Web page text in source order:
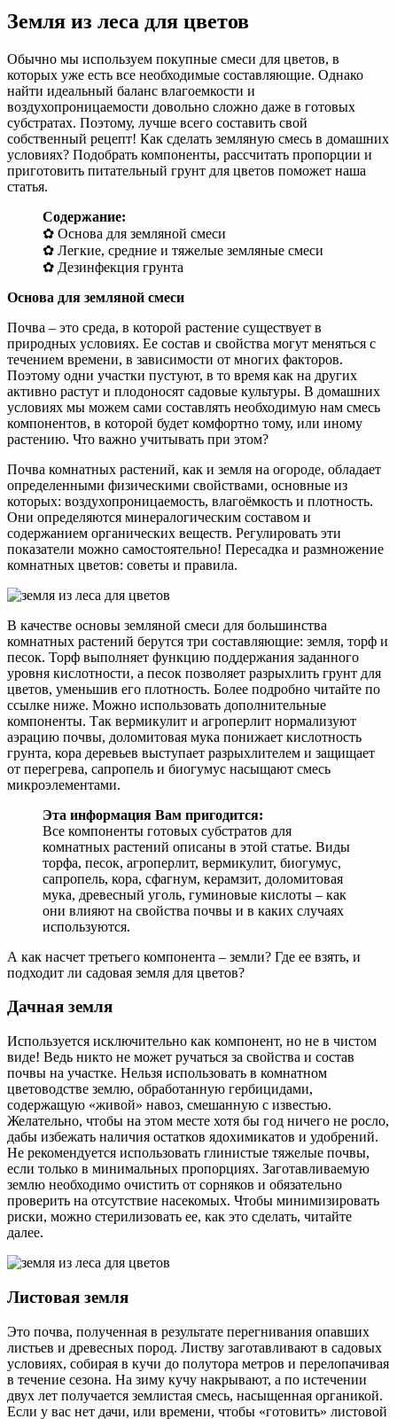
для
цветов
Земля из леса для цветов
Обычно мы используем покупные смеси для цветов, в
которых уже есть все необходимые составляющие. Однако
найти идеальный баланс влагоемкости и
воздухопроницаемости довольно сложно даже в готовых
субстратах. Поэтому, лучше всего составить свой
собственный рецепт! Как сделать земляную смесь в домашних
условиях? Подобрать компоненты, рассчитать пропорции и
приготовить питательный грунт для цветов поможет наша
статья.
Содержание:
✿ Основа для земляной смеси
✿ Легкие, средние и тяжелые земляные смеси
✿ Дезинфекция грунта
Основа для земляной смеси
Почва – это среда, в которой растение существует в
природных условиях. Ее состав и свойства могут меняться с
течением времени, в зависимости от многих факторов.
Поэтому одни участки пустуют, в то время как на других
активно растут и плодоносят садовые культуры. В домашних
условиях мы можем сами составлять необходимую нам смесь
компонентов, в которой будет комфортно тому, или иному
растению. Что важно учитывать при этом?
Почва комнатных растений, как и земля на огороде, обладает
определенными физическими свойствами, основные из
которых: воздухопроницаемость, влагоёмкость и плотность.
Они определяются минералогическим составом и
содержанием органических веществ. Регулировать эти
показатели можно самостоятельно! Пересадка и размножение
комнатных цветов: советы и правила.
В качестве основы земляной смеси для большинства
комнатных растений берутся три составляющие: земля, торф и
песок. Торф выполняет функцию поддержания заданного
уровня кислотности, а песок позволяет разрыхлить грунт для
цветов, уменьшив его плотность. Более подробно читайте по
ссылке ниже. Можно использовать дополнительные
компоненты. Так вермикулит и агроперлит нормализуют
аэрацию почвы, доломитовая мука понижает кислотность
грунта, кора деревьев выступает разрыхлителем и защищает
от перегрева, сапропель и биогумус насыщают смесь
микроэлементами.
Эта информация Вам пригодится:
Все компоненты готовых субстратов для
комнатных растений описаны в этой статье. Виды
торфа, песок, агроперлит, вермикулит, биогумус,
сапропель, кора, сфагнум, керамзит, доломитовая
мука, древесный уголь, гуминовые кислоты – как
они влияют на свойства почвы и в каких случаях
используются.
А как насчет третьего компонента – земли? Где ее взять, и
подходит ли садовая земля для цветов?
Дачная земля
Используется исключительно как компонент, но не в чистом
виде! Ведь никто не может ручаться за свойства и состав
почвы на участке. Нельзя использовать в комнатном
цветоводстве землю, обработанную гербицидами,
содержащую «живой» навоз, смешанную с известью.
Желательно, чтобы на этом месте хотя бы год ничего не росло,
дабы избежать наличия остатков ядохимикатов и удобрений.
Не рекомендуется использовать глинистые тяжелые почвы,
если только в минимальных пропорциях. Заготавливаемую
землю необходимо очистить от сорняков и обязательно
проверить на отсутствие насекомых. Чтобы минимизировать
риски, можно стерилизовать ее, как это сделать, читайте
далее.
Листовая земля
Это почва, полученная в результате перегнивания опавших
листьев и древесных пород. Листву заготавливают в садовых
условиях, собирая в кучи до полутора метров и перелопачивая
в течение сезона. На зиму кучу накрывают, а по истечении
двух лет получается землистая смесь, насыщенная органикой.
Если у вас нет дачи, или времени, чтобы «готовить» листовой